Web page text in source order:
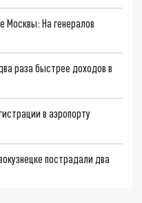
Москвы: На генералов
раза быстрее доходов в
в аэропорту
пострадали два